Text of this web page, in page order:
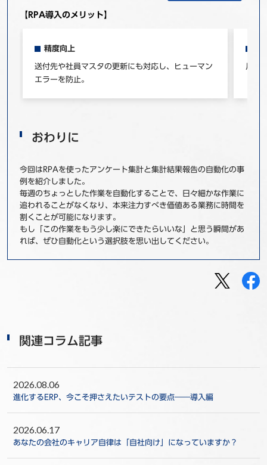
【RPA導入のメリット】
精度向上
送付先や社員マスタの更新にも対応し、ヒューマン
エラーを防止。
月2
おわりに
今回はRPAを使ったアンケート集計と集計結果報告の自動化の事
例を紹介しました。
毎週のちょっとした作業を自動化することで、日々細かな作業に
追われることがなくなり、本来注力すべき価値ある業務に時間を
割くことが可能になります。
もし「この作業をもう少し楽にできたらいいな」と思う瞬間があ
れば、ぜひ自動化という選択肢を思い出してください。
関連コラム記事
2026.08.06
進化するERP、今こそ押さえたいテストの要点――導入編
2026.06.17
あなたの会社のキャリア自律は「自社向け」になっていますか？